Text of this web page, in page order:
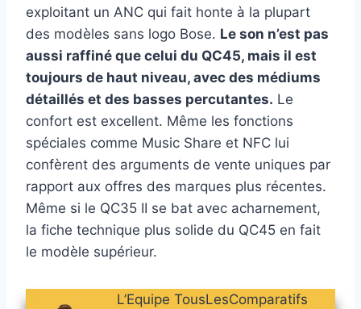
exploitant un ANC qui fait honte à la plupart
des modèles sans logo Bose. Le son n’est pas
aussi raffiné que celui du QC45, mais il est
toujours de haut niveau, avec des médiums
détaillés et des basses percutantes. Le
confort est excellent. Même les fonctions
spéciales comme Music Share et NFC lui
confèrent des arguments de vente uniques par
rapport aux offres des marques plus récentes.
Même si le QC35 II se bat avec acharnement,
la fiche technique plus solide du QC45 en fait
le modèle supérieur.
L’Equipe TousLesComparatifs